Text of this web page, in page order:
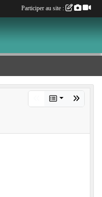
Participer au site :